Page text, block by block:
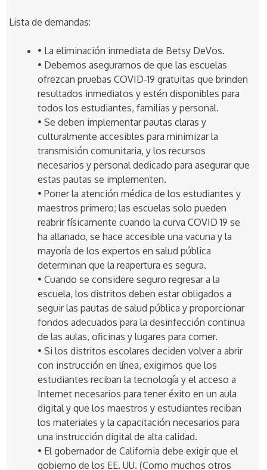
Lista de demandas:
• La eliminación inmediata de Betsy DeVos.
• Debemos asegurarnos de que las escuelas
ofrezcan pruebas COVID-19 gratuitas que brinden
resultados inmediatos y estén disponibles para
todos los estudiantes, familias y personal.
• Se deben implementar pautas claras y
culturalmente accesibles para minimizar la
transmisión comunitaria, y los recursos
necesarios y personal dedicado para asegurar que
estas pautas se implementen.
• Poner la atención médica de los estudiantes y
maestros primero; las escuelas solo pueden
reabrir físicamente cuando la curva COVID 19 se
ha allanado, se hace accesible una vacuna y la
mayoría de los expertos en salud pública
determinan que la reapertura es segura.
• Cuando se considere seguro regresar a la
escuela, los distritos deben estar obligados a
seguir las pautas de salud pública y proporcionar
fondos adecuados para la desinfección continua
de las aulas, oficinas y lugares para comer.
• Si los distritos escolares deciden volver a abrir
con instrucción en línea, exigimos que los
estudiantes reciban la tecnología y el acceso a
Internet necesarios para tener éxito en un aula
digital y que los maestros y estudiantes reciban
los materiales y la capacitación necesarios para
una instrucción digital de alta calidad.
• El gobernador de California debe exigir que el
gobierno de los EE. UU. (Como muchos otros